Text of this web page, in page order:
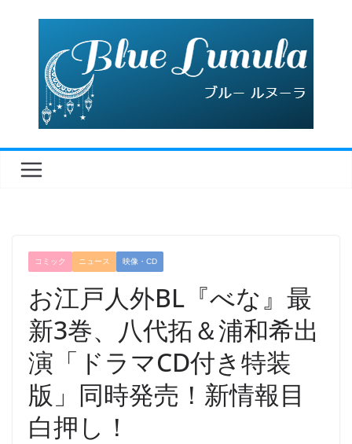
コミック ニュース 映像・CD
お江戸人外BL『べな』最
新3巻、八代拓＆浦和希出
演「ドラマCD付き特装
版」同時発売！新情報目
白押し！